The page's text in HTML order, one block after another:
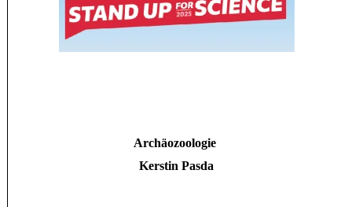
Archäozoologie
Kerstin Pasda